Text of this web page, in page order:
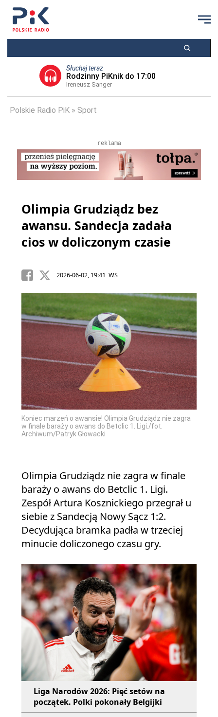
Słuchaj teraz
Rodzinny PiKnik do 17:00
Ireneusz Sanger
Polskie Radio PiK Sport
reklama
Olimpia Grudziądz bez
awansu. Sandecja zadała
cios w doliczonym czasie
2026-06-02, 19:41 WS
Koniec marzeń o awansie! Olimpia Grudziądz nie zagra
w finale baraży o awans do Betclic 1. Ligi./fot.
Archiwum/Patryk Głowacki
Olimpia Grudziądz nie zagra w finale
baraży o awans do Betclic 1. Ligi.
Zespół Artura Kosznickiego przegrał u
siebie z Sandecją Nowy Sącz 1:2.
Decydująca bramka padła w trzeciej
minucie doliczonego czasu gry.
Liga Narodów 2026: Pięć setów na
początek. Polki pokonały Belgijki